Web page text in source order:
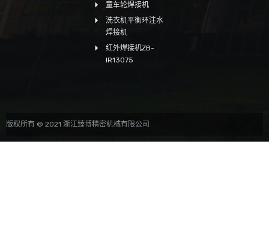
童车轮焊接机
洗衣机平衡环注水
焊接机
红外焊接机ZB-
IR13075
版权所有 © 2021 浙江臻博精密机械有限公司